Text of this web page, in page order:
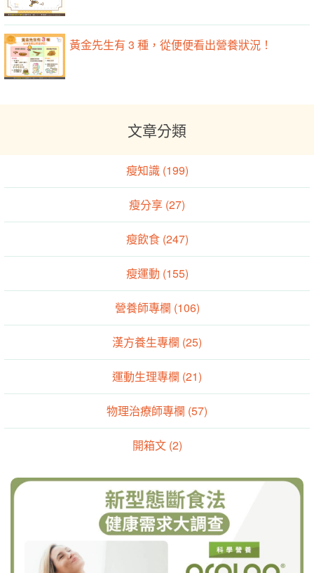
黃金先生有 3 種，從便便看出營養狀況！
文章分類
瘦知識 (199)
瘦分享 (27)
瘦飲食 (247)
瘦運動 (155)
營養師專欄 (106)
漢方養生專欄 (25)
運動生理專欄 (21)
物理治療師專欄 (57)
開箱文 (2)